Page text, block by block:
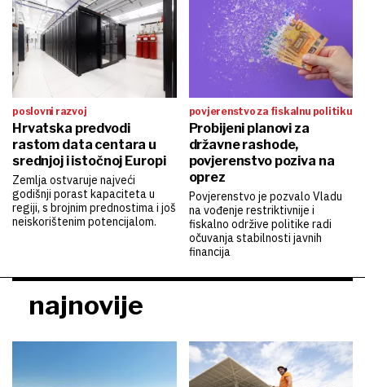
poslovni razvoj
Hrvatska predvodi
rastom data centara u
srednjoj i istočnoj Europi
Zemlja ostvaruje najveći
godišnji porast kapaciteta u
regiji, s brojnim prednostima i još
neiskorištenim potencijalom.
povjerenstvo za fiskalnu politiku
Probijeni planovi za
državne rashode,
povjerenstvo poziva na
oprez
Povjerenstvo je pozvalo Vladu
na vođenje restriktivnije i
fiskalno održive politike radi
očuvanja stabilnosti javnih
financija
najnovije